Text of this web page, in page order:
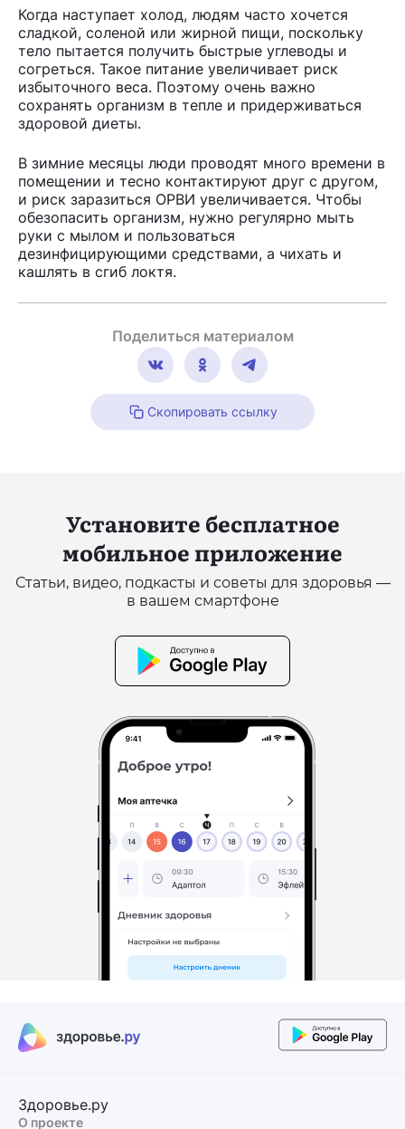
Когда наступает холод, людям часто хочется
сладкой, соленой или жирной пищи, поскольку
тело пытается получить быстрые углеводы и
согреться. Такое питание увеличивает риск
избыточного веса. Поэтому очень важно
сохранять организм в тепле и придерживаться
здоровой диеты.
В зимние месяцы люди проводят много времени в
помещении и тесно контактируют друг с другом,
и риск заразиться ОРВИ увеличивается. Чтобы
обезопасить организм, нужно регулярно мыть
руки с мылом и пользоваться
дезинфицирующими средствами, а чихать и
кашлять в сгиб локтя.
Поделиться материалом
Скопировать ссылку
Установите бесплатное
мобильное приложение
Статьи, видео, подкасты и советы для здоровья —
в вашем смартфоне
Здоровье.ру
О проекте